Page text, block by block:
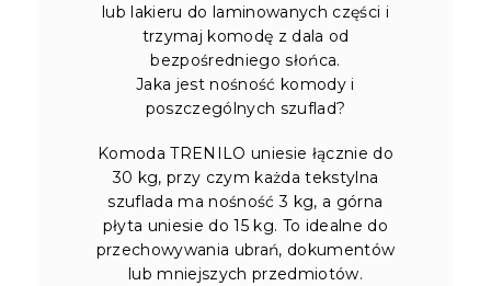
lub lakieru do laminowanych części i
trzymaj komodę z dala od
bezpośredniego słońca.
Jaka jest nośność komody i
poszczególnych szuflad?
Komoda TRENILO uniesie łącznie do
30 kg, przy czym każda tekstylna
szuflada ma nośność 3 kg, a górna
płyta uniesie do 15 kg. To idealne do
przechowywania ubrań, dokumentów
lub mniejszych przedmiotów.